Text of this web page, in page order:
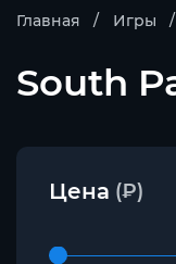
Главная Игры
South
Цена (₽)